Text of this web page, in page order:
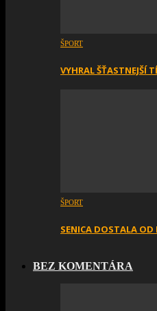
ŠPORT
VYHRAL ŠŤASTNEJŠÍ
ŠPORT
SENICA DOSTALA
BEZ KOMENTÁRA